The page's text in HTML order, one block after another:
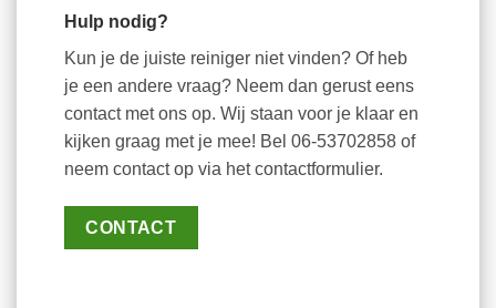
Hulp nodig?
Kun je de juiste reiniger niet vinden? Of heb
je een andere vraag? Neem dan gerust eens
contact met ons op. Wij staan voor je klaar en
kijken graag met je mee! Bel 06-53702858 of
neem contact op via het contactformulier.
CONTACT